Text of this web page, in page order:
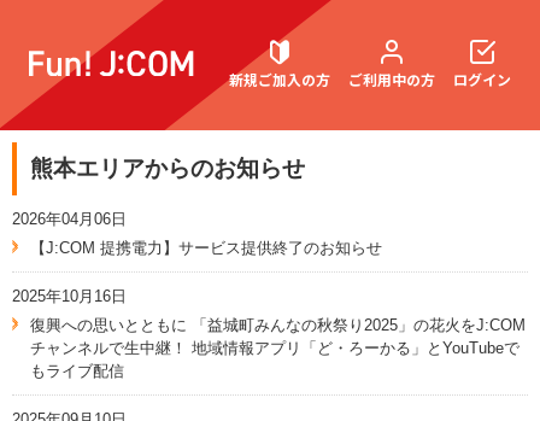
新規ご加入の方 ご利用中の方
お困りごと解決・よくあるご質問
ログイン
熊本エリアからのお知らせ
2026年04月06日
【J:COM 提携電力】サービス提供終了のお知らせ
2025年10月16日
復興への思いとともに 「益城町みんなの秋祭り2025」の花火をJ:COM
チャンネルで生中継！ 地域情報アプリ「ど・ろーかる」とYouTubeで
もライブ配信